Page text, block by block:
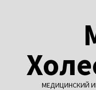
МЕДИЦИНСКИЙ